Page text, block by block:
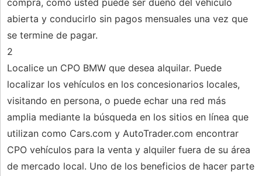
compra, como usted puede ser dueño del vehículo
abierta y conducirlo sin pagos mensuales una vez que
se termine de pagar.
2
Localice un CPO BMW que desea alquilar. Puede
localizar los vehículos en los concesionarios locales,
visitando en persona, o puede echar una red más
amplia mediante la búsqueda en los sitios en línea que
utilizan como Cars.com y AutoTrader.com encontrar
CPO vehículos para la venta y alquiler fuera de su área
de mercado local. Uno de los beneficios de hacer parte